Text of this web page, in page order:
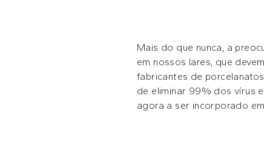
Mais do que nunca, a
em nossos lares, que
fabricantes de
de eliminar 99% dos vírus
agora a ser incorporado